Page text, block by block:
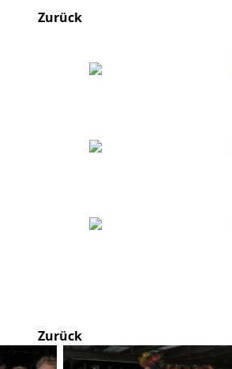
Zurück
Zurück